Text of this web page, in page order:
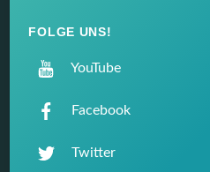
FOLGE UNS!
YouTube
Facebook
Twitter